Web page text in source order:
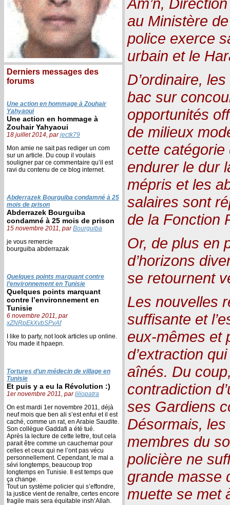
Derniers messages des
forums
Une action en hommage à Zouhair
Yahyaoui
Une action en hommage à
Zouhair Yahyaoui
18 juillet 2014, parjectk79
Mon amie ne sait pas rediger un com
sur un article. Du coup il voulais
souligner par ce commentaire qu’il est
ravi du contenu de ce blog internet.
Abderrazek Bourguiba condamné à 25
mois de prison
Abderrazek Bourguiba
condamné à 25 mois de prison
15 novembre 2011, parBourguiba
je vous remercie
bourguiba abderrazak
Quelques points marquant contre
l’environnement en Tunisie
Quelques points marquant
contre l’environnement en
Tunisie
6 novembre 2011, par
xZNRpEkXvbSPvAf
I like to party, not look articles up online.
You made it hpaepn.
Tortures d’un médecin de village en
Tunisie
Et puis y a eu la Révolution :)
1er novembre 2011, parliliopatra
On est mardi 1er novembre 2011, déjà
neuf mois que ben ali s’est enfui et il est
caché, comme un rat, en Arabie Saudite.
Son collègue Gaddafi a été tué.
Après la lecture de cette lettre, tout cela
parait être comme un cauchemar pour
celles et ceux qui ne l’ont pas vécu
personnellement. Cependant, le mal a
sévi longtemps, beaucoup trop
longtemps en Tunisie. Il est temps que
ça change.
Tout un système policier qui s’effondre,
la justice vient de renaître, certes encore
fragile mais sera équitable insh’Allah.
Am’n,
au Ministère
police exerce
urbain et le
D’ordinaire,
bac sur
opportunités
de milieux
cette
endurer le dur
mépris et les
salaires sont
de la Fonction
Or, de plus en
d’horizons
se retournent
Les nouvelles
suffisante et
eux-mêmes et
d’extraction
aînés. Du
contradiction
ses Gardiens
Désormais,
membres du
policière ne
grande masse
muette se met